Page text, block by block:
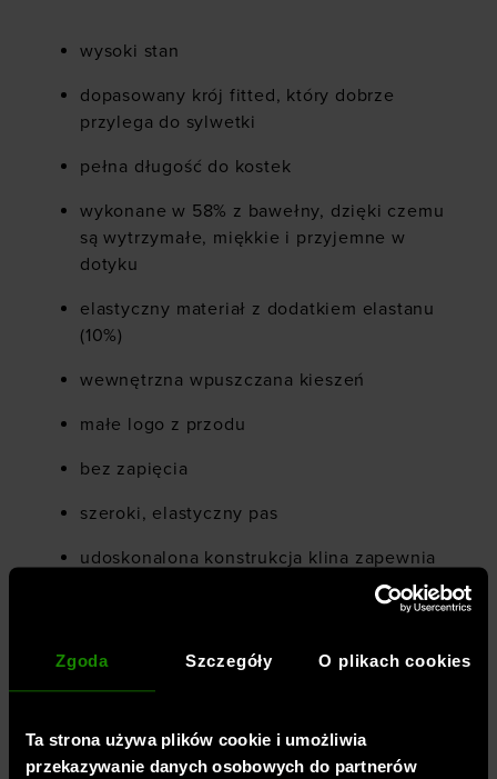
Zgoda Szczegóły O plikach cookies
Ta strona używa plików cookie i umożliwia
przekazywanie danych osobowych do partnerów
wysoki stan
dopasowany krój fitted, który dobrze
przylega do sylwetki
pełna długość do kostek
wykonane w 58% z bawełny, dzięki czemu
są wytrzymałe, miękkie i przyjemne w
dotyku
elastyczny materiał z dodatkiem elastanu
(10%)
wewnętrzna wpuszczana kieszeń
małe logo z przodu
bez zapięcia
szeroki, elastyczny pas
udoskonalona konstrukcja klina zapewnia
Płeć
kobieta
Przeznaczenie: sportstyle